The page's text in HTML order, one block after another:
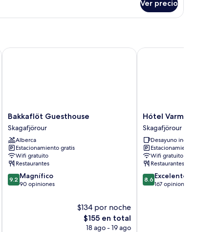
Ver precio
Bakkaflöt
Guesthouse
Skagafjörour
Bakkaflöt Guesthouse
Skagafjörour
Alberca
Estacionamiento gratis
Wifi gratuito
Restaurantes
9.2
de
9.2 Magnífico
90 opiniones
$134 por noche
El
precio
$155 en total
18 ago - 19 ago
Bakkaflöt Guesthouse
Hótel
Varmahlíð
Skagafjörour
Hótel Varmahlíð
Skagafjörour
Desayuno incluido
Estacionamiento gratis
Wifi gratuito
Restaurantes
8.6
de
8.6 Excelente
167 opiniones
Hótel Varmahlíð